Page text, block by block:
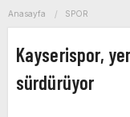
Anasayfa SPOR
Kayserispor,
sürdürüyor